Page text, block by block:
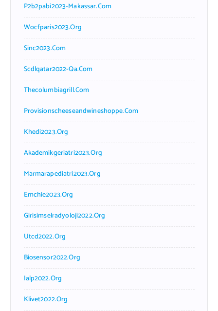
P2b2pabi2023-Makassar.com
Wocfparis2023.org
Sinc2023.com
Scdlqatar2022-Qa.com
Thecolumbiagrill.com
Provisionscheeseandwineshoppe.com
Khedi2023.org
Akademikgeriatri2023.org
Marmarapediatri2023.org
Emchie2023.org
Girisimselradyoloji2022.org
Utcd2022.org
Biosensor2022.org
Ialp2022.org
Klivet2022.org